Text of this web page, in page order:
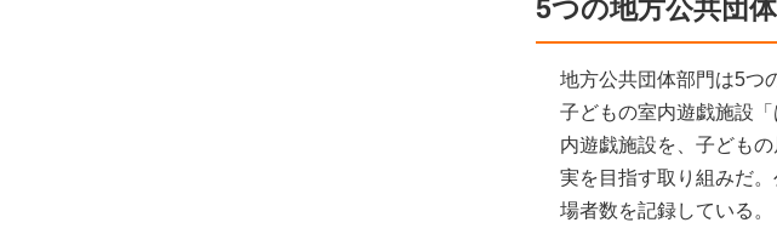
5つの地方公共団
地方公共団体部門は5つ
子どもの室内遊戯施設
内遊戯施設を、子ども
実を目指す取り組みだ
場者数を記録している。